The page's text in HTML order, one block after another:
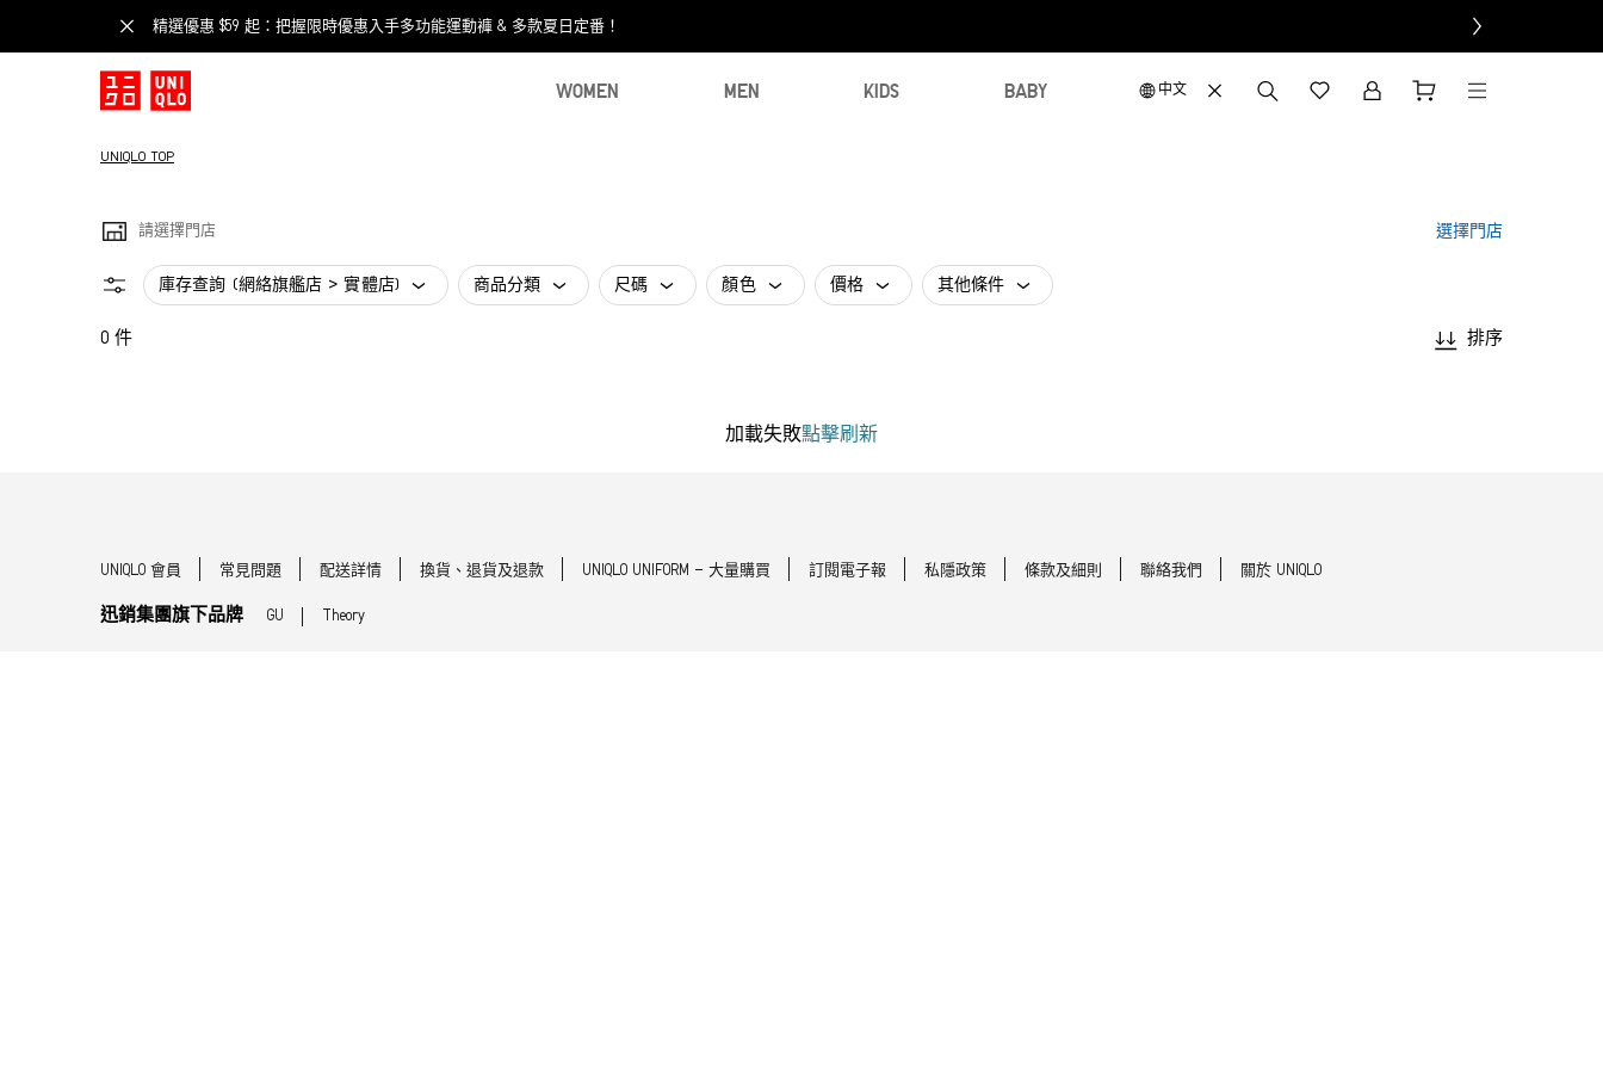
精選優惠 $59 起：把握限時優惠入手多功能運動褲 & 多款夏日定番！​
WOMEN MEN KIDS BABY 中文
UNIQLO TOP
請選擇門店 選擇門店
庫存查詢 (網絡旗艦店 > 實體店) 商品分類 尺碼 顏色 價格 其他條件
0 件 排序
加載失敗點擊刷新
UNIQLO 會員 常見問題 配送詳情 換貨、退貨及退款 UNIQLO UNIFORM - 大量購買 訂閱電子報 私隱政策 條款及細則 聯絡我們 關於 UNIQLO
迅銷集團旗下品牌 GU Theory